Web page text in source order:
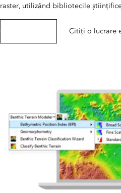
raster, utilizând bibliotecile științifice
Obțineți extensia Citiți o lucrare